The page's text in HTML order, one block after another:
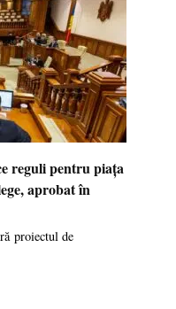
reguli pentru piața
aprobat în
proiectul de